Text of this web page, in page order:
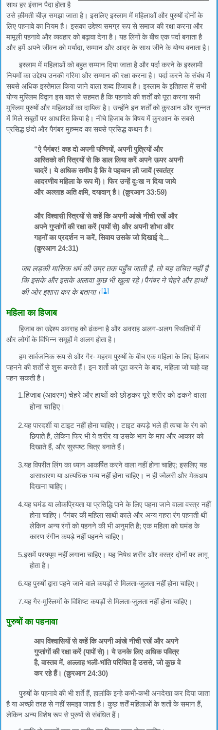
साथ हर इंसान पैदा होता है
उसे क़ीमती चीज़ समझा जाता है। इसलिए इस्लाम में महिलाओं और पुरुषों दोनों के
लिए पहनावे का नियम है। इसका उद्देश्य समग्र रूप से समाज की रक्षा करना और
मामूली पहनावे और व्यवहार को बढ़ावा देना है। यह लिंगों के बीच एक पर्दा बनाता है
और हमें अपने जीवन को मर्यादा, सम्मान और आदर के साथ जीने के योग्य बनाता है।
इस्लाम में महिलाओं को बहुत सम्मान दिया जाता है और पर्दा करने के इस्लामी
नियमों का उद्देश्य उनकी गरिमा और सम्मान की रक्षा करना है। पर्दा करने के संबंध में
सबसे अधिक इस्तेमाल किया जाने वाला शब्द हिजाब है। इस्लाम के इतिहास में सभी
योग्य मुस्लिम विद्वान इस बात से सहमत हैं कि पहनावे की शर्तों को पूरा करना सभी
मुस्लिम पुरुषों और महिलाओं का दायित्व है। उन्होंने इन शर्तों को क़ुरआन और सुन्नत
में मिले सबूतों पर आधारित किया है। नीचे हिजाब के विषय में क़ुरआन के सबसे
प्रसिद्ध छंदो और पैगंबर मुहम्मद का सबसे प्रसिद्ध कथन है।
“ऐ पैगंबर! कह दो अपनी पत्नियों, अपनी पुत्रियों और
आस्तिको की स्त्रियों से कि डाल लिया करें अपने ऊपर अपनी
चादरें। ये अधिक समीप है कि वे पहचान ली जायें (स्वतंत्र
आदरणीय महिला के रूप में)। फिर उन्हें दुःख न दिया जाये
और अल्लाह अति क्षमि, दयावान् है। (क़ुरआन 33:59)
और विश्वासी स्त्रियों से कहें कि अपनी आंखे नीची रखें और
अपने गुप्तांगों की रक्षा करें (पापों से) और अपनी शोभा और
गहनों का प्रदर्शन न करें, सिवाय उसके जो दिखाई दे...
(क़ुरआन 24:31)
जब लड़की मासिक धर्म की उम्र तक पहुँच जाती है, तो यह उचित नहीं है
कि इसके और इसके अलावा कुछ भी खुला रहे।पैगंबर ने चेहरे और हाथों
की ओर इशारा कर के बताया।[1]
महिला का हिजाब
हिजाब का उद्देश्य अवराह को ढंकना है और अवराह अलग-अलग स्थितियों में
और लोगों के विभिन्न समूहों मे अलग होता है।
हम सार्वजनिक रूप से और गैर- महरम पुरुषों के बीच एक महिला के लिए हिजाब
पहनने की शर्तों से शुरू करते हैं। इन शर्तो को पूरा करने के बाद, महिला जो चाहे वह
पहन सकती है।
1.हिजाब (आवरण) चेहरे और हाथों को छोड़कर पूरे शरीर को ढकने वाला
होना चाहिए।
2.यह पारदर्शी या टाइट नहीं होना चाहिए। टाइट कपड़े भले ही त्वचा के रंग को
छिपाते हैं, लेकिन फिर भी ये शरीर या उसके भाग के माप और आकार को
दिखाते हैं, और सुस्पष्ट चित्र बनाते हैं।
3.यह विपरीत लिंग का ध्यान आकर्षित करने वाला नहीं होना चाहिए; इसलिए यह
असाधारण या अत्यधिक भव्य नहीं होना चाहिए। न ही ज्वैलरी और मेकअप
दिखना चाहिए।
4.यह घमंड या लोकप्रियता या प्रसिद्धि पाने के लिए पहना जाने वाला वस्त्र नहीं
होना चाहिए। पैगंबर की महिला साथी काले और अन्य गहरा रंग पहनती थीं
लेकिन अन्य रंगों को पहनने की भी अनुमति है; एक महिला को घमंड के
कारण रंगीन कपड़े नहीं पहनने चाहिए।
5.इसमें परफ्यूम नहीं लगाना चाहिए। यह निषेध शरीर और वस्त्र दोनों पर लागू
होता है।
6.यह पुरुषों द्वारा पहने जाने वाले कपड़ों से मिलता-जुलता नहीं होना चाहिए।
7.यह गैर-मुस्लिमों के विशिष्ट कपड़ों से मिलता-जुलता नहीं होना चाहिए।
पुरुषों का पहनावा
आप विश्वासियों से कहें कि अपनी आंखे नीची रखें और अपने
गुप्तांगों की रक्षा करें (पापों से)। ये उनके लिए अधिक पवित्र
है, वास्तव में, अल्लाह भली-भांति परिचित है उससे, जो कुछ वे
कर रहे हैं। (क़ुरआन 24:30)
पुरुषों के पहनावे की भी शर्ते हैं, हालांकि इन्हे कभी-कभी अनदेखा कर दिया जाता
है या अच्छी तरह से नहीं समझा जाता है। कुछ शर्तें महिलाओं के शर्तो के समान हैं,
लेकिन अन्य विशेष रूप से पुरुषों से संबंधित हैं।